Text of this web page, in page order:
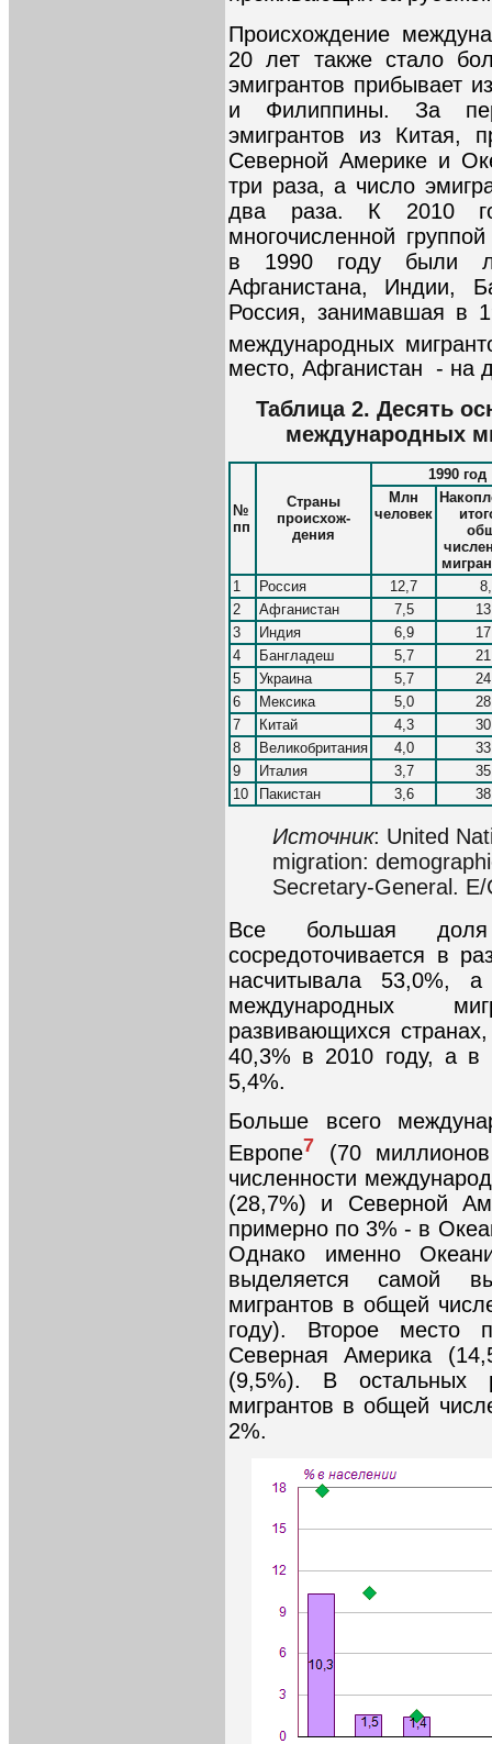
Происхождение
20 лет также стало
эмигрантов прибывает
и Филиппины. За
эмигрантов из Китая,
Северной Америке и
три раза, а число
два раза. К 2010
многочисленной
в 1990 году были
Афганистана, Индии,
Россия, занимавшая в
международных
место, Афганистан - на
Таблица 2. Десять
международных
№
пп
Страны
происхож-
дения
1990 год
Млн
человек
1
Россия 12,7
2
Афганистан 7,5
3
Индия 6,9
4
Бангладеш 5,7
5
Украина 5,7
6
Мексика 5,0
7
Китай 4,3
8
Великобритания 4,0
9
Италия 3,7
10
Пакистан 3,6
Источник: United
migration:
Secretary-General.
Все большая доля
сосредоточивается в
насчитывала
международных
развивающихся
40,3% в 2010 году, а в
5,4%.
Больше всего
Европе7 (70
численности
(28,7%) и Северной
примерно по 3% - в
Однако именно
выделяется самой
мигрантов в общей
году). Второе место
Северная Америка
(9,5%). В остальных
мигрантов в общей
2%.